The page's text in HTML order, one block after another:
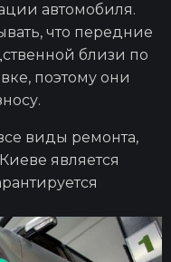
автомобиля.
что передние
близи по
поэтому они
виды ремонта,
является